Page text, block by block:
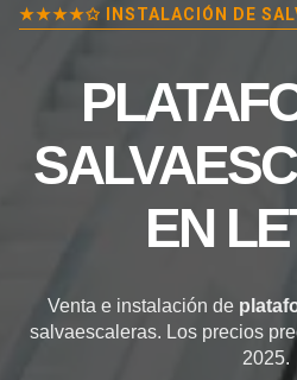
★★★★✩ INSTALACIÓN DE
EN
Venta e instalación de
salvaescaleras. Los precios
2025.